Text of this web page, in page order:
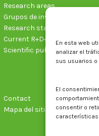
En esta web
analizar el
sus usuarios
El
consentir o
Research areas
Grupos de investigación
Research staff
Current R+D+I projects
Scientific publications
Contact
Mapa del sitio web